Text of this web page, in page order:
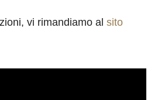
vi rimandiamo al sito